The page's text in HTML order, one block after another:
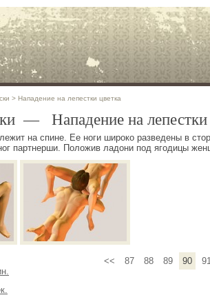
> Нападение на лепестки цветка
— Нападение на лепестки
на спине. Ее ноги широко разведены в
партнерши. Положив ладони под ягодицы
<< 87 88 89 90 91